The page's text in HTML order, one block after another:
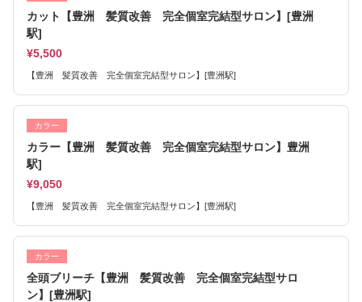
カット【豊洲 髪質改善 完全個室完結型サロン】[豊洲
駅]
¥5,500
【豊洲 髪質改善 完全個室完結型サロン】[豊洲駅]
カラー
カラー【豊洲 髪質改善 完全個室完結型サロン】豊洲
駅]
¥9,050
【豊洲 髪質改善 完全個室完結型サロン】[豊洲駅]
カラー
全頭ブリーチ【豊洲 髪質改善 完全個室完結型サロ
ン】[豊洲駅]